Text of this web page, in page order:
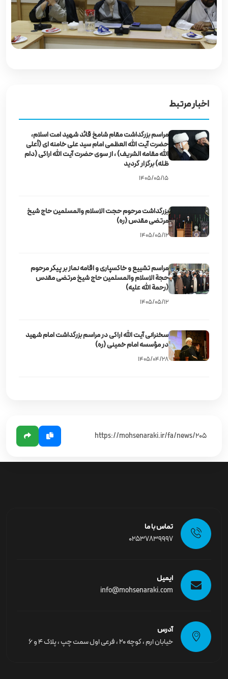
اخبار مرتبط
مراسم بزرگداشت مقام شامخ قائد شهید امت اسلام،
حضرت آیت‌ الله العظمی امام سید علی خامنه‌ ای (أعلى
الله مقامه الشريف) ، از سوی حضرت آیت‌ الله اراکی (دام
ظله) برگزار گردید
۱۴۰۵/۰۵/۱۵
بزرگداشت مرحوم حجت‌ الاسلام والمسلمین حاج شیخ
مرتضی مقدس (ره)
۱۴۰۵/۰۵/۱۲
مراسم تشییع و خاکسپاری و اقامه نماز بر پیکر مرحوم
حجة الاسلام والمسلمین حاج شیخ مرتضی مقدس
(رحمة الله علیه)
۱۴۰۵/۰۵/۱۲
سخنرانی آیت‌ الله اراکی در مراسم بزرگداشت امام شهید
در مؤسسه امام خمینی (ره)
۱۴۰۵/۰۴/۲۸
تماس با ما
02537839997
ایمیل
info@mohsenaraki.com
آدرس
خیابان ارم ، کوچه ۲۰ ، فرعی اول سمت چپ ، پلاک ۴ و ۶